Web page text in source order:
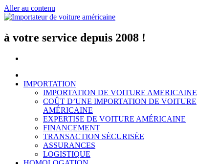
Aller au contenu
à votre service depuis 2008 !
IMPORTATION
IMPORTATION DE VOITURE AMERICAINE
COÛT D’UNE IMPORTATION DE VOITURE
AMÉRICAINE
EXPERTISE DE VOITURE AMÉRICAINE
FINANCEMENT
TRANSACTION SÉCURISÉE
ASSURANCES
LOGISTIQUE